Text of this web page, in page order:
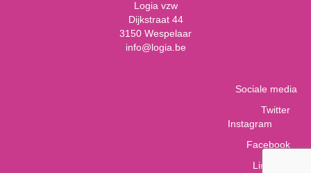
Logia vzw
Dijkstraat 44
3150 Wespelaar
info@logia.be
Sociale media
Twitter
Instagram
Facebook
LinkedIn